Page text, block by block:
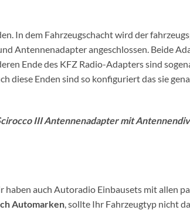
In dem Fahrzeugschacht wird der
Antennenadapter angeschlossen. Beide
Ende des KFZ Radio-Adapters sind
diese Enden sind so konfiguriert das sie
III Antennenadapter mit
auch Autoradio Einbausets mit allen
Automarken, sollte Ihr Fahrzeugtyp nicht